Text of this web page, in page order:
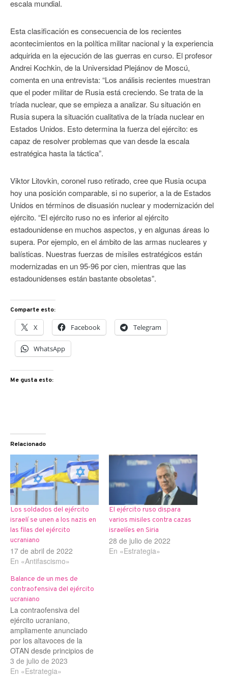
escala mundial.
Esta clasificación es consecuencia de los recientes
acontecimientos en la política militar nacional y la experiencia
adquirida en la ejecución de las guerras en curso. El profesor
Andrei Kochkin, de la Universidad Plejánov de Moscú,
comenta en una entrevista: “Los análisis recientes muestran
que el poder militar de Rusia está creciendo. Se trata de la
tríada nuclear, que se empieza a analizar. Su situación en
Rusia supera la situación cualitativa de la tríada nuclear en
Estados Unidos. Esto determina la fuerza del ejército: es
capaz de resolver problemas que van desde la escala
estratégica hasta la táctica”.
Viktor Litovkin, coronel ruso retirado, cree que Rusia ocupa
hoy una posición comparable, si no superior, a la de Estados
Unidos en términos de disuasión nuclear y modernización del
ejército. “El ejército ruso no es inferior al ejército
estadounidense en muchos aspectos, y en algunas áreas lo
supera. Por ejemplo, en el ámbito de las armas nucleares y
balísticas. Nuestras fuerzas de misiles estratégicos están
modernizadas en un 95-96 por cien, mientras que las
estadounidenses están bastante obsoletas”.
Comparte esto:
X Facebook Telegram
WhatsApp
Me gusta esto:
Relacionado
Los soldados del ejército
israelí se unen a los nazis en
las filas del ejército
ucraniano
17 de abril de 2022
En «Antifascismo»
El ejército ruso dispara
varios misiles contra cazas
israelíes en Siria
28 de julio de 2022
En «Estrategia»
Balance de un mes de
contraofensiva del ejército
ucraniano
La contraofensiva del
ejército ucraniano,
ampliamente anunciado
por los altavoces de la
OTAN desde principios de
año, se ha prolongado
durante casi un mes.
3 de julio de 2023
En «Estrategia»